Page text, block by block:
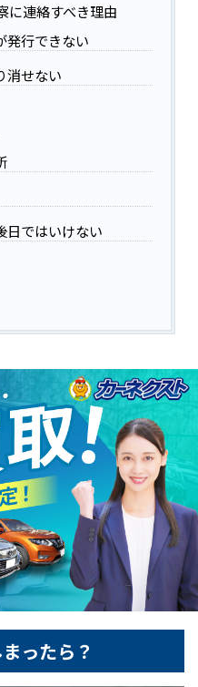
に連絡すべき理由
発行できない
消せない
日ではいけない
ったら？